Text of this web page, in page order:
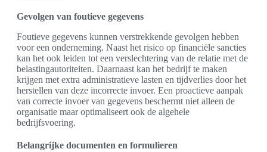
Gevolgen van foutieve gegevens
Foutieve gegevens kunnen verstrekkende gevolgen hebben
voor een onderneming. Naast het risico op financiële sancties
kan het ook leiden tot een verslechtering van de relatie met de
belastingautoriteiten. Daarnaast kan het bedrijf te maken
krijgen met extra administratieve lasten en tijdverlies door het
herstellen van deze incorrecte invoer. Een proactieve aanpak
van correcte invoer van gegevens beschermt niet alleen de
organisatie maar optimaliseert ook de algehele
bedrijfsvoering.
Belangrijke documenten en formulieren